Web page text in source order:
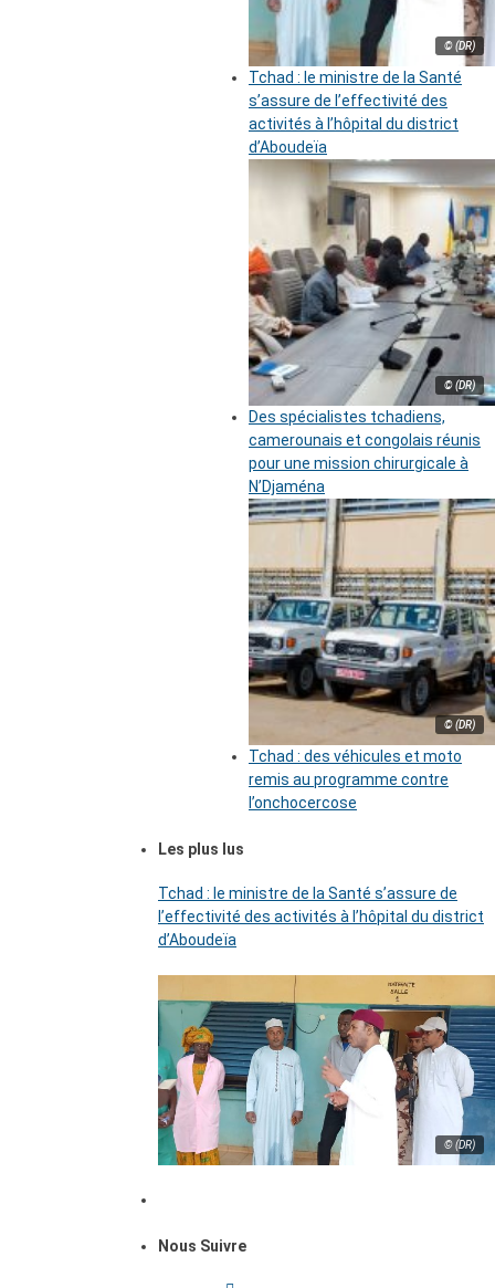
© (DR)
Tchad : le ministre de la Santé
s’assure de l’effectivité des
activités à l’hôpital du district
d’Aboudeïa
© (DR)
Des spécialistes tchadiens,
camerounais et congolais réunis
pour une mission chirurgicale à
N’Djaména
© (DR)
Tchad : des véhicules et moto
remis au programme contre
l’onchocercose
Les plus lus
Tchad : le ministre de la Santé s’assure de
l’effectivité des activités à l’hôpital du district
d’Aboudeïa
© (DR)
Nous Suivre